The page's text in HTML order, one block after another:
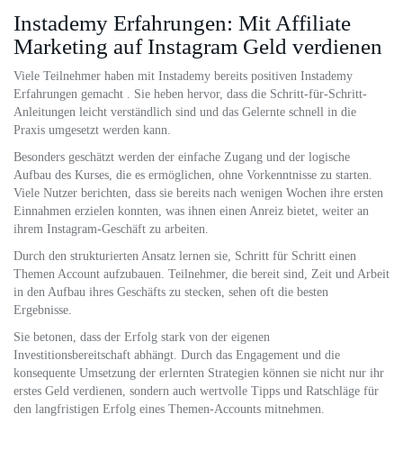
Instademy Erfahrungen: Mit Affiliate
Marketing auf Instagram Geld verdienen
Viele Teilnehmer haben mit Instademy bereits positiven Instademy
Erfahrungen gemacht . Sie heben hervor, dass die Schritt-für-Schritt-
Anleitungen leicht verständlich sind und das Gelernte schnell in die
Praxis umgesetzt werden kann.
Besonders geschätzt werden der einfache Zugang und der logische
Aufbau des Kurses, die es ermöglichen, ohne Vorkenntnisse zu starten.
Viele Nutzer berichten, dass sie bereits nach wenigen Wochen ihre ersten
Einnahmen erzielen konnten, was ihnen einen Anreiz bietet, weiter an
ihrem Instagram-Geschäft zu arbeiten.
Durch den strukturierten Ansatz lernen sie, Schritt für Schritt einen
Themen Account aufzubauen. Teilnehmer, die bereit sind, Zeit und Arbeit
in den Aufbau ihres Geschäfts zu stecken, sehen oft die besten
Ergebnisse.
Sie betonen, dass der Erfolg stark von der eigenen
Investitionsbereitschaft abhängt. Durch das Engagement und die
konsequente Umsetzung der erlernten Strategien können sie nicht nur ihr
erstes Geld verdienen, sondern auch wertvolle Tipps und Ratschläge für
den langfristigen Erfolg eines Themen-Accounts mitnehmen.